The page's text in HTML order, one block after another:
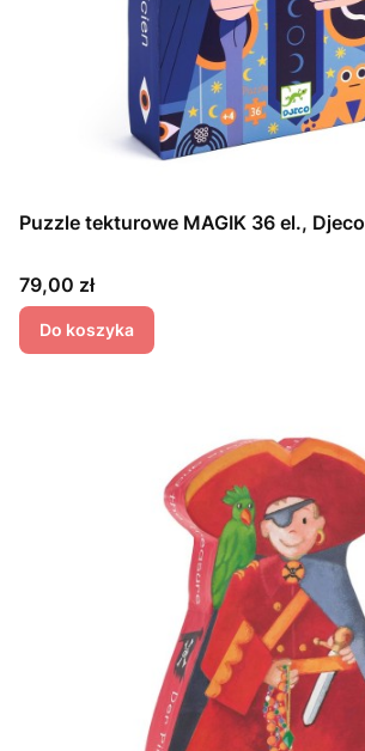
Puzzle tekturowe MAGIK 36 el., Djeco
Cena
79,00 zł
Do koszyka